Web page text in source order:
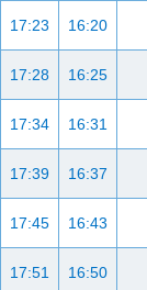
16:20
17:23
16:25
17:28
16:31
17:34
16:37
17:39
16:43
17:45
16:50
17:51